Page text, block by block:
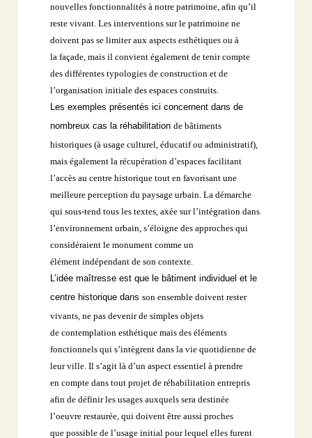
nouvellesfonctionnalités à notre patrimoine, afin qu’il
reste vivant. Les interventionssur le patrimoine ne
doivent pas se limiter aux aspects esthétiques ou à
lafaçade, mais il convient également de tenir compte
des différentes typologiesde construction et de
l’organisation initiale des espaces construits.
Les exemples présentés ici concernent dans de
nombreux cas la réhabilitationde bâtiments
historiques (à usage culturel, éducatif ou administratif),
maiségalement la récupération d’espaces facilitant
l’accès au centre historique touten favorisant une
meilleure perception du paysage urbain. La démarche
quisous-tend tous les textes, axée sur l’intégration dans
l’environnement urbain,s’éloigne des approches qui
considéraient le monument comme un
élémentindépendant de son contexte.
L’idée maîtresse est que le bâtiment individuel et le
centre historique dansson ensemble doivent rester
vivants, ne pas devenir de simples objets
decontemplation esthétique mais des éléments
fonctionnels qui s’intègrent dansla vie quotidienne de
leur ville. Il s’agit là d’un aspect essentiel à prendre
encompte dans tout projet de réhabilitation entrepris
afin de définir les usagesauxquels sera destinée
l’oeuvre restaurée, qui doivent être aussi proches
quepossible de l’usage initial pour lequel elles furent